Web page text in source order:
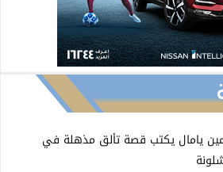
يامال يكتب قصة تألق مذهلة في